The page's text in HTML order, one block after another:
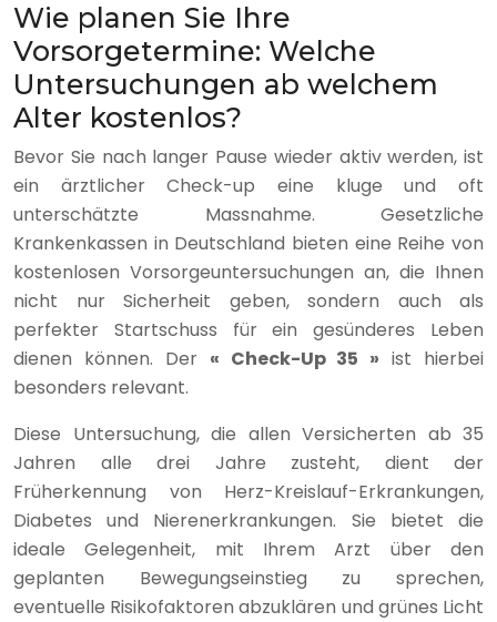
Wie planen Sie Ihre
Vorsorgetermine: Welche
Untersuchungen ab welchem
Alter kostenlos?
Bevor Sie nach langer Pause wieder aktiv werden, ist
ein ärztlicher Check-up eine kluge und oft
unterschätzte Massnahme. Gesetzliche
Krankenkassen in Deutschland bieten eine Reihe von
kostenlosen Vorsorgeuntersuchungen an, die Ihnen
nicht nur Sicherheit geben, sondern auch als
perfekter Startschuss für ein gesünderes Leben
dienen können. Der « Check-Up 35 » ist hierbei
besonders relevant.
Diese Untersuchung, die allen Versicherten ab 35
Jahren alle drei Jahre zusteht, dient der
Früherkennung von Herz-Kreislauf-Erkrankungen,
Diabetes und Nierenerkrankungen. Sie bietet die
ideale Gelegenheit, mit Ihrem Arzt über den
geplanten Bewegungseinstieg zu sprechen,
eventuelle Risikofaktoren abzuklären und grünes Licht